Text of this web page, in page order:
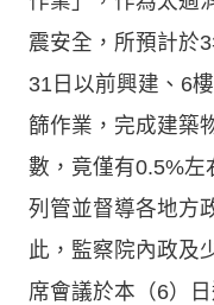
震安全，所預計於
31日以前興建、6
篩作業，完成建築
數，竟僅有0.5%左
列管並督導各地方
此，監察院內政及
席會議於本（6）